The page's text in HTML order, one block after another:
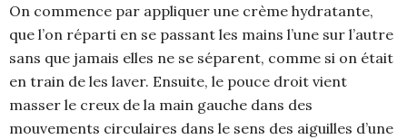
On commence par appliquer une crème hydratante,
que l’on réparti en se passant les mains l’une sur l’autre
sans que jamais elles ne se séparent, comme si on était
en train de les laver. Ensuite, le pouce droit vient
masser le creux de la main gauche dans des
mouvements circulaires dans le sens des aiguilles d’une